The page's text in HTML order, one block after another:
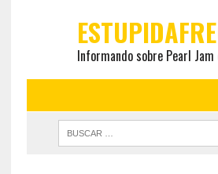
Informando sobre Pearl Jam